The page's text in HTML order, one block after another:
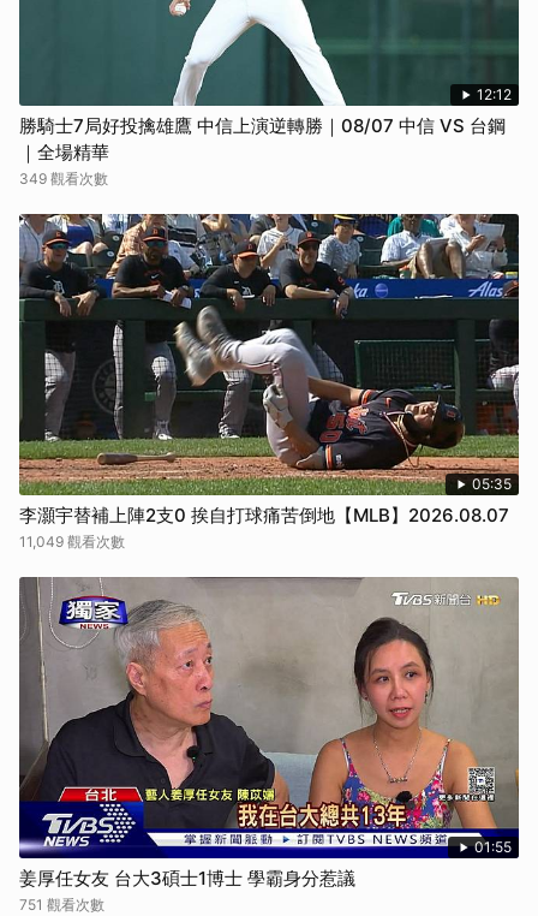
12:12
勝騎士7局好投擒雄鷹 中信上演逆轉勝｜08/07 中信 VS 台鋼
｜全場精華
349 觀看次數
05:35
李灝宇替補上陣2支0 挨自打球痛苦倒地【MLB】2026.08.07
11,049 觀看次數
01:55
姜厚任女友 台大3碩士1博士 學霸身分惹議
751 觀看次數